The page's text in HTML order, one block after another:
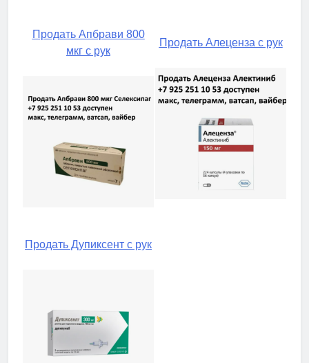
Продать Апбрави 800
мкг с рук
Продать Алеценза с рук
Продать Дупиксент с рук